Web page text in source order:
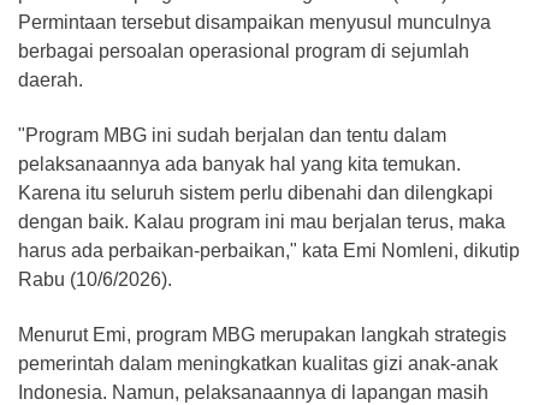
Permintaan tersebut disampaikan menyusul munculnya
berbagai persoalan operasional program di sejumlah
daerah.
"Program MBG ini sudah berjalan dan tentu dalam
pelaksanaannya ada banyak hal yang kita temukan.
Karena itu seluruh sistem perlu dibenahi dan dilengkapi
dengan baik. Kalau program ini mau berjalan terus, maka
harus ada perbaikan-perbaikan," kata Emi Nomleni, dikutip
Rabu (10/6/2026).
Menurut Emi, program MBG merupakan langkah strategis
pemerintah dalam meningkatkan kualitas gizi anak-anak
Indonesia. Namun, pelaksanaannya di lapangan masih